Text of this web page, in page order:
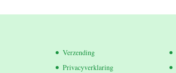
Verzending
Privacyverklaring